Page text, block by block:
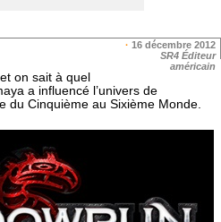
· 16 décembre 2012
SR4 Éditeur
américain
on sait à quel
a influencé l’univers de
du Cinquième au Sixième Monde.